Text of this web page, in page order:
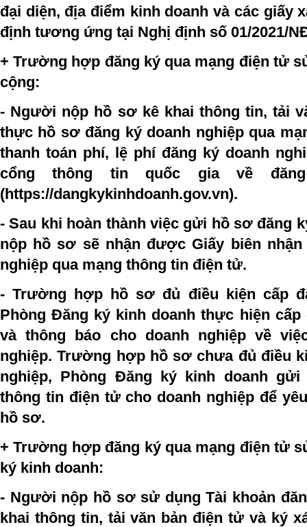
đại diện, địa điểm kinh doanh và các giấy
định tương ứng tại Nghị định số 01/2021/
+ Trường hợp đăng ký qua mạng điện tử
cộng:
- Người nộp hồ sơ kê khai thông tin, tải
thực hồ sơ đăng ký doanh nghiệp qua
thanh toán phí, lệ phí đăng ký doanh
cổng thông tin quốc gia về
(https://dangkykinhdoanh.gov.vn).
- Sau khi hoàn thành việc gửi hồ sơ đăng
nộp hồ sơ sẽ nhận được Giấy biên
nghiệp qua mạng thông tin điện tử.
- Trường hợp hồ sơ đủ điều kiện cấp
Phòng Đăng ký kinh doanh thực hiện cấp
và thông báo cho doanh nghiệp về
nghiệp. Trường hợp hồ sơ chưa đủ điều
nghiệp, Phòng Đăng ký kinh doanh gửi
thông tin điện tử cho doanh nghiệp để
hồ sơ.
+ Trường hợp đăng ký qua mạng điện tử
ký kinh doanh:
- Người nộp hồ sơ sử dụng Tài khoản
khai thông tin, tải văn bản điện tử và ký